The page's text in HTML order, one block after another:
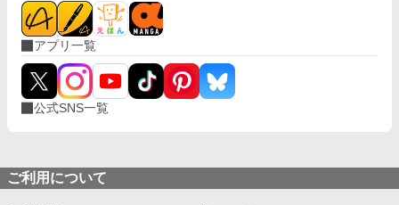
アプリ一覧
公式SNS一覧
ご利用について